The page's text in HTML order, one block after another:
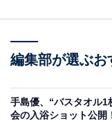
編集部が選ぶお
手島優、“バスタオル1
会の入浴ショット公開